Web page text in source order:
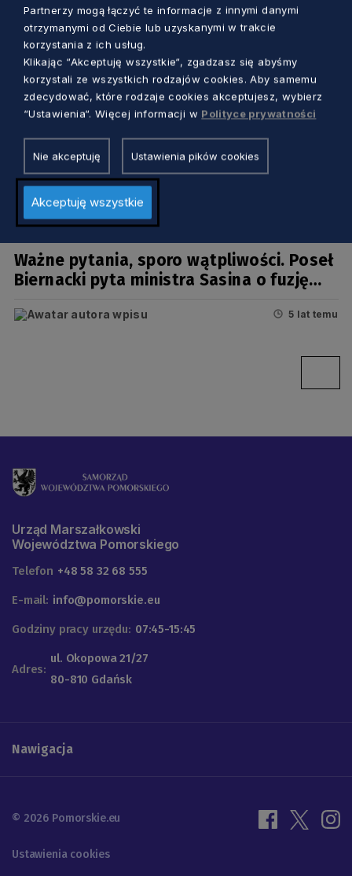
GOSPODARKA
Ważne pytania, sporo wątpliwości. Poseł
Biernacki pyta ministra Sasina o fuzję
5 lat temu
Urząd Marszałkowski
Województwa Pomorskiego
Telefon +48 58 32 68 555
E-mail: info@pomorskie.eu
Godziny pracy urzędu: 07:45-15:45
Adres:
ul. Okopowa 21/27
80-810 Gdańsk
Nawigacja
© 2026 Pomorskie.eu
Ustawienia cookies
Partnerzy mogą łączyć te informacje z innymi danymi
otrzymanymi od Ciebie lub uzyskanymi w trakcie
korzystania z ich usług.
Klikając “Akceptuję wszystkie“, zgadzasz się abyśmy
korzystali ze wszystkich rodzajów cookies. Aby samemu
zdecydować, które rodzaje cookies akceptujesz, wybierz
“Ustawienia“. Więcej informacji w Polityce prywatności
Nie akceptuję Ustawienia pików cookies
Akceptuję wszystkie